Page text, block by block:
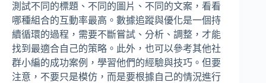
測試不同的標題、不同的圖片、不同的文案，看看
哪種組合的互動率最高。數據追蹤與優化是一個持
續循環的過程，需要不斷嘗試、分析、調整，才能
找到最適合自己的策略。此外，也可以參考其他社
群小編的成功案例，學習他們的經驗與技巧。但要
注意，不要只是模仿，而是要根據自己的情況進行